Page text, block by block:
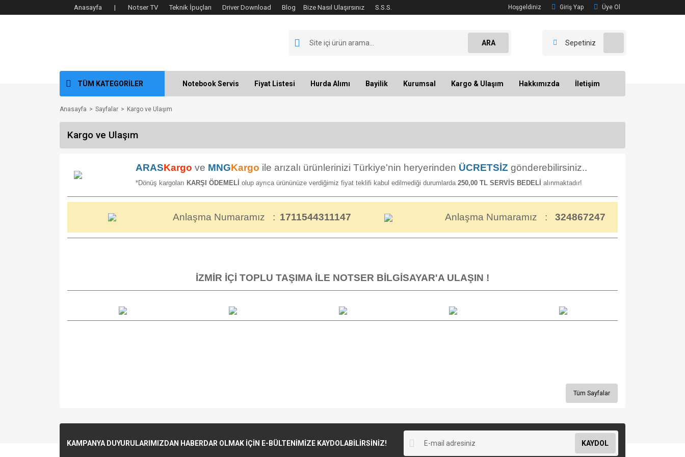
Anasayfa | Notser TV Teknik İpuçları Driver Download Blog Bize Nasıl UlaşırsınızS.S.S. Hoşgeldiniz Giriş Yap Üye Ol
ARA Sepetiniz
TÜM KATEGORİLER Notebook Servis Fiyat Listesi Hurda Alımı Bayilik Kurumsal Kargo & Ulaşım Hakkımızda İletişim
Anasayfa Sayfalar Kargo ve Ulaşım
Kargo ve Ulaşım
ARASKargo ve MNGKargo ile arızalı ürünlerinizi Türkiye'nin heryerinden ÜCRETSİZ gönderebilirsiniz..
*Dönüş kargoları KARŞI ÖDEMELİ olup ayrıca ürününüze verdiğimiz fiyat teklifi kabul edilmediği durumlarda 250,00 TL SERVİS BEDELİ alınmaktadır!
Anlaşma Numaramız : 1711544311147 Anlaşma Numaramız : 324867247
İZMİR İÇİ TOPLU TAŞIMA İLE NOTSER BİLGİSAYAR'A ULAŞIN !
Tüm Sayfalar
KAMPANYA DUYURULARIMIZDAN HABERDAR OLMAK İÇİN E-BÜLTENİMİZE KAYDOLABİLİRSİNİZ! KAYDOL